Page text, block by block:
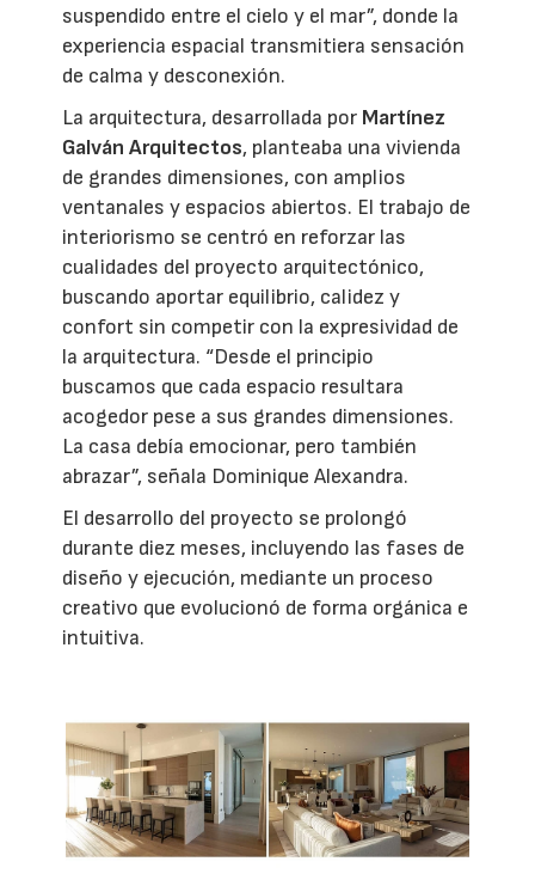
suspendido entre el cielo y el mar”, donde la
experiencia espacial transmitiera sensación
de calma y desconexión.
La arquitectura, desarrollada por Martínez
Galván Arquitectos, planteaba una vivienda
de grandes dimensiones, con amplios
ventanales y espacios abiertos. El trabajo de
interiorismo se centró en reforzar las
cualidades del proyecto arquitectónico,
buscando aportar equilibrio, calidez y
confort sin competir con la expresividad de
la arquitectura. “Desde el principio
buscamos que cada espacio resultara
acogedor pese a sus grandes dimensiones.
La casa debía emocionar, pero también
abrazar”, señala Dominique Alexandra.
El desarrollo del proyecto se prolongó
durante diez meses, incluyendo las fases de
diseño y ejecución, mediante un proceso
creativo que evolucionó de forma orgánica e
intuitiva.